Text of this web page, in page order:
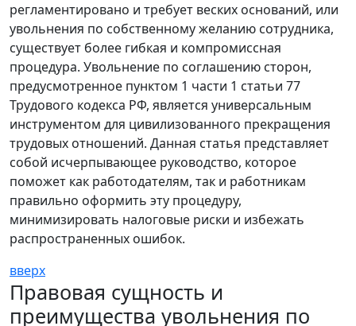
регламентировано и требует веских оснований, или
увольнения по собственному желанию сотрудника,
существует более гибкая и компромиссная
процедура. Увольнение по соглашению сторон,
предусмотренное пунктом 1 части 1 статьи 77
Трудового кодекса РФ, является универсальным
инструментом для цивилизованного прекращения
трудовых отношений. Данная статья представляет
собой исчерпывающее руководство, которое
поможет как работодателям, так и работникам
правильно оформить эту процедуру,
минимизировать налоговые риски и избежать
распространенных ошибок.
вверх
Правовая сущность и
преимущества увольнения по